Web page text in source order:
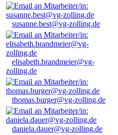
susanne.best@vg-zolling.de
elisabeth.brandmeier@vg-
zolling.de
thomas.burger@vg-zolling.de
daniela.dauer@vg-zolling.de